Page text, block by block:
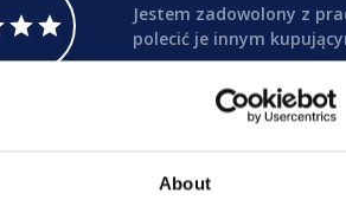
About
Jestem zadowolony z
polecić je innym